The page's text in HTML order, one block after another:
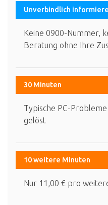
Unverbindlich
Keine 0900-Nummer,
Beratung ohne Ihre
30 Minuten
Typische PC-
gelöst
10 weitere Minuten
Nur 11,00 € pro